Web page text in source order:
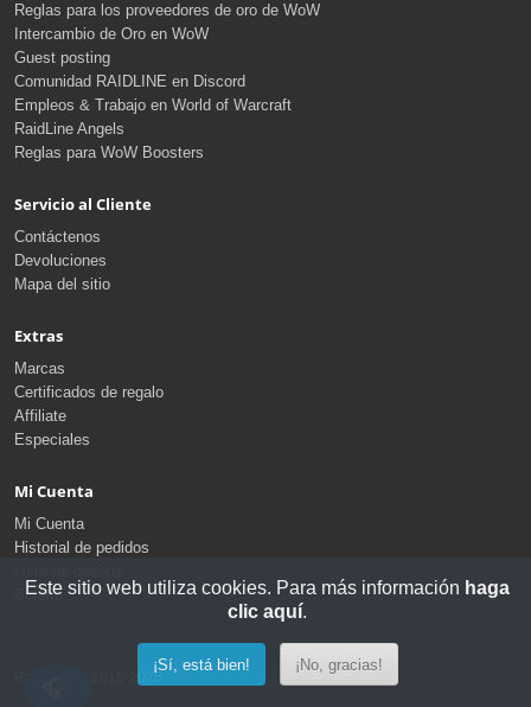
Reglas para los proveedores de oro de WoW
Intercambio de Oro en WoW
Guest posting
Comunidad RAIDLINE en Discord
Empleos & Trabajo en World of Warcraft
RaidLine Angels
Reglas para WoW Boosters
Servicio al Cliente
Contáctenos
Devoluciones
Mapa del sitio
Extras
Marcas
Certificados de regalo
Affiliate
Especiales
Mi Cuenta
Mi Cuenta
Historial de pedidos
Boletín
RaidLine © 2015-2025
Este sitio web utiliza cookies. Para más información haga
clic aquí.
¡Sí, está bien! ¡No, gracias!